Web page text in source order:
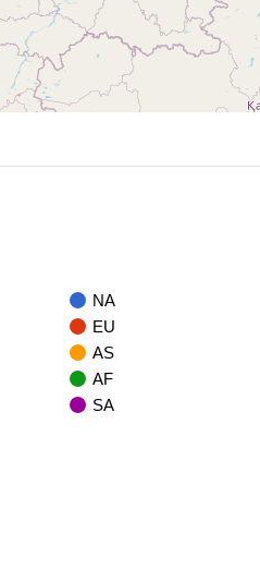
NA
EU
AS
AF
SA